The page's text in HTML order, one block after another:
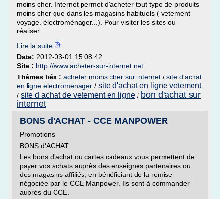
moins cher. Internet permet d'acheter tout type de produits
moins cher que dans les magasins habituels ( vetement ,
voyage, électroménager...). Pour visiter les sites ou
réaliser...
Lire la suite
Date: 2012-03-01 15:08:42
Site : http://www.acheter-sur-internet.net
Thèmes liés : acheter moins cher sur internet / site d'achat
en ligne electromenager / site d'achat en ligne vetement
/ site d achat de vetement en ligne / bon d'achat sur
internet
BONS d'ACHAT - CCE MANPOWER
Promotions
BONS d'ACHAT
Les bons d'achat ou cartes cadeaux vous permettent de
payer vos achats auprès des enseignes partenaires ou
des magasins affiliés, en bénéficiant de la remise
négociée par le CCE Manpower. Ils sont à commander
auprès du CCE.